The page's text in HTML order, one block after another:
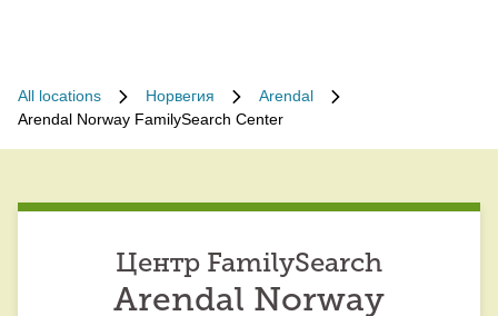
All locations Норвегия
Arendal
Arendal Norway FamilySearch Center
Центр FamilySearch
Arendal Norway